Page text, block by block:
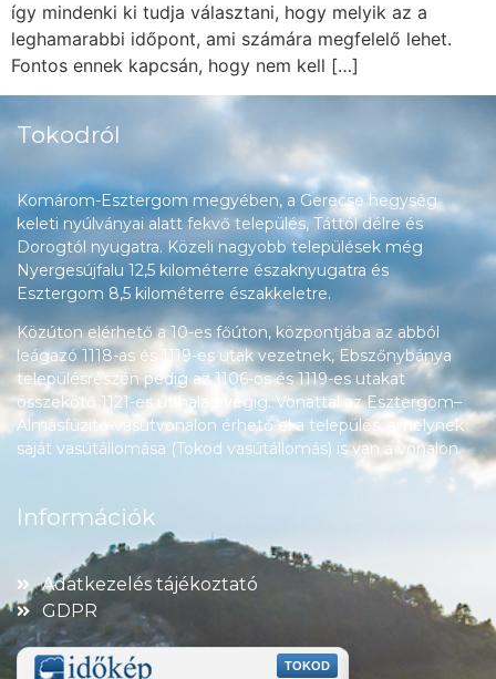
így mindenki ki tudja választani, hogy melyik az a
leghamarabbi időpont, ami számára megfelelő lehet.
Fontos ennek kapcsán, hogy nem kell […]
Tokodról
Komárom-Esztergom megyében, a Gerecse hegység
keleti nyúlványai alatt fekvő település, Táttól délre és
Dorogtól nyugatra. Közeli nagyobb települések még
Nyergesújfalu 12,5 kilométerre északnyugatra és
Esztergom 8,5 kilométerre északkeletre.
Közúton elérhető a 10-es főúton, központjába az abból
leágazó 1118-as és 1119-es utak vezetnek, Ebszőnybánya
településrészén pedig az 1106-os és 1119-es utakat
összekötő 1121-es út halad végig. Vonattal az Esztergom–
Almásfüzitő-vasútvonalon érhető el a település, amelynek
saját vasútállomása (Tokod vasútállomás) is van a vonalon.
Információk
Adatkezelés tájékoztató
GDPR